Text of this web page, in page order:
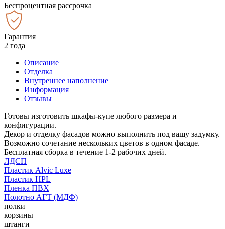
Беспроцентная рассрочка
Гарантия
2 года
Описание
Отделка
Внутреннее наполнение
Информация
Отзывы
Готовы изготовить шкафы-купе любого размера и
конфигурации.
Декор и отделку фасадов можно выполнить под вашу задумку.
Возможно сочетание нескольких цветов в одном фасаде.
Бесплатная сборка в течение 1-2 рабочих дней.
ЛДСП
Пластик Alvic Luxe
Пластик HPL
Пленка ПВХ
Полотно АГТ (МДФ)
полки
корзины
штанги